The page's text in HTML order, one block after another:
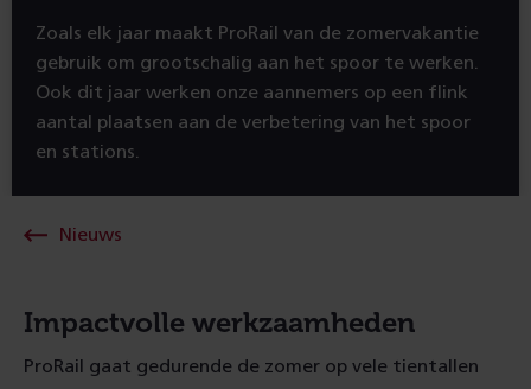
Zoals elk jaar maakt ProRail van de zomervakantie
gebruik om grootschalig aan het spoor te werken.
Ook dit jaar werken onze aannemers op een flink
aantal plaatsen aan de verbetering van het spoor
en stations.
Nieuws
Impactvolle werkzaamheden
ProRail gaat gedurende de zomer op vele tientallen